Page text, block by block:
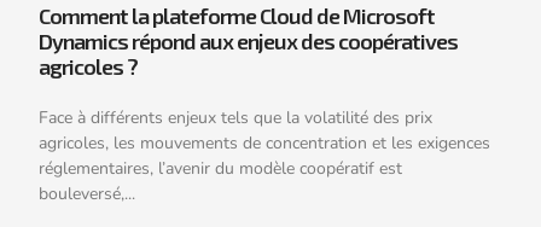
Comment la plateforme Cloud de Microsoft
Dynamics répond aux enjeux des coopératives
agricoles ?
Face à différents enjeux tels que la volatilité des prix
agricoles, les mouvements de concentration et les exigences
réglementaires, l’avenir du modèle coopératif est
bouleversé,...